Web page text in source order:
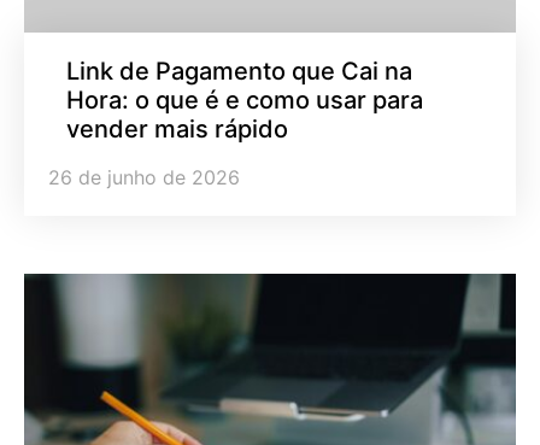
Link de Pagamento que Cai na
Hora: o que é e como usar para
vender mais rápido
26 de junho de 2026